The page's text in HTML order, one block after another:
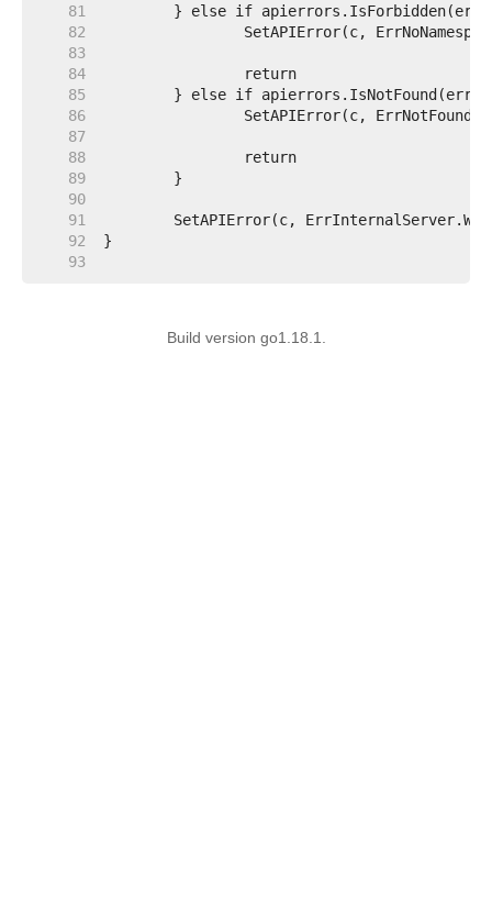
    81
    82
    83
    84
    85
    86
    87
    88
    89
    90
    91
    92
    93
Build version go1.18.1.